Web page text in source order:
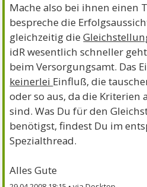
Mache also bei ihnen einen
bespreche die
gleichzeitig die
idR wesentlich schneller
beim Versorgungsamt. Das
keinerlei Einfluß, die
oder so aus, da die
sind. Was Du für den
benötigst, findest Du im
Spezialthread.
Alles Gute